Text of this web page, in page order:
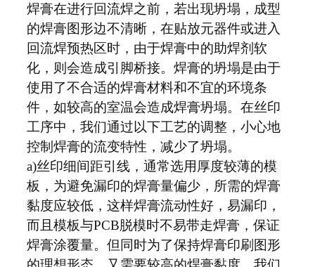
焊膏在进行回流焊之前，若出现坍塌，成型
的焊膏图形边不清晰，在贴放元器件或进入
回流焊预热区时，由于焊膏中的助焊剂软
化，则会造成引脚桥接。焊膏的坍塌是由于
使用了不合适的焊膏材料和不宜的环境条
件，如较高的室温会造成焊膏坍塌。在丝印
工序中，我们通过以下工艺的调整，小心地
控制焊膏的流变特性，减少了坍塌。
a)丝印细间距引线，通常选用厚度较薄的模
板，为避免漏印的焊膏量偏少，所需的焊膏
黏度应较低，这样焊膏流动性好，易漏印，
而且模板与PCB脱模时不易带走焊膏，保证
焊膏涂覆量。但同时为了保持焊膏印刷图形